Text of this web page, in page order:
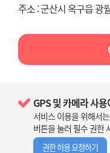
주소 : 군산시 옥구읍 광
GPS 및 카메라 사
서비스 이용을 위해서
버튼을 눌러 필수 권한
권한 허용 요청하기